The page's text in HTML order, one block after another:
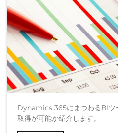
Dynamics 365にまつわるBIツ
取得が可能か紹介します。